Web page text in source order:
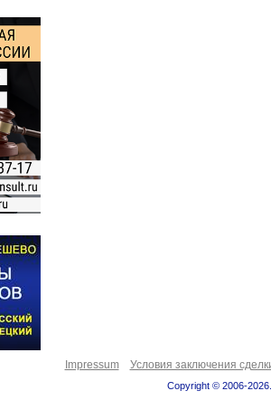
Impressum Условия заключения
Copyright © 2006-